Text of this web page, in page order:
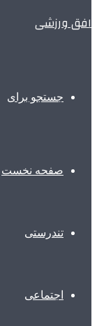
افق ورزشی
جستجو برای
صفحه نخست
تندرستی
اجتماعی